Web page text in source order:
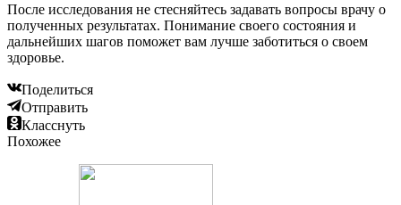
После исследования не стесняйтесь задавать вопросы врачу о
полученных результатах. Понимание своего состояния и
дальнейших шагов поможет вам лучше заботиться о своем
здоровье.
Поделиться
Отправить
Класснуть
Похожее